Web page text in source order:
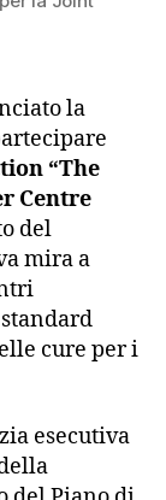
la
“The
Centre
del
mira a
cure per i
esecutiva